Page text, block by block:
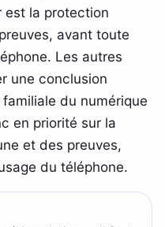
est la protection
avant toute
Les autres
une conclusion
du numérique
en priorité sur la
et des preuves,
du téléphone.